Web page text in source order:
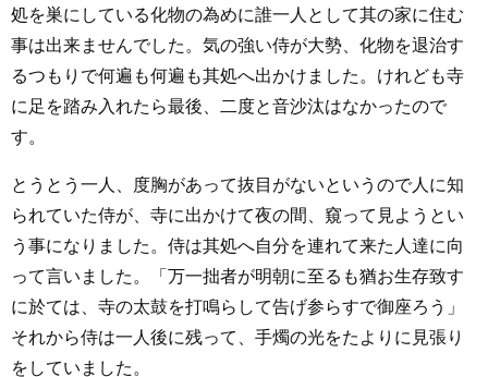
処を巣にしている化物の為めに誰一人として其の家に住む
事は出来ませんでした。気の強い侍が大勢、化物を退治す
るつもりで何遍も何遍も其処へ出かけました。けれども寺
に足を踏み入れたら最後、二度と音沙汰はなかったので
す。
とうとう一人、度胸があって抜目がないというので人に知
られていた侍が、寺に出かけて夜の間、窺って見ようとい
う事になりました。侍は其処へ自分を連れて来た人達に向
って言いました。「万一拙者が明朝に至るも猶お生存致す
に於ては、寺の太鼓を打鳴らして告げ参らすで御座ろう」
それから侍は一人後に残って、手燭の光をたよりに見張り
をしていました。